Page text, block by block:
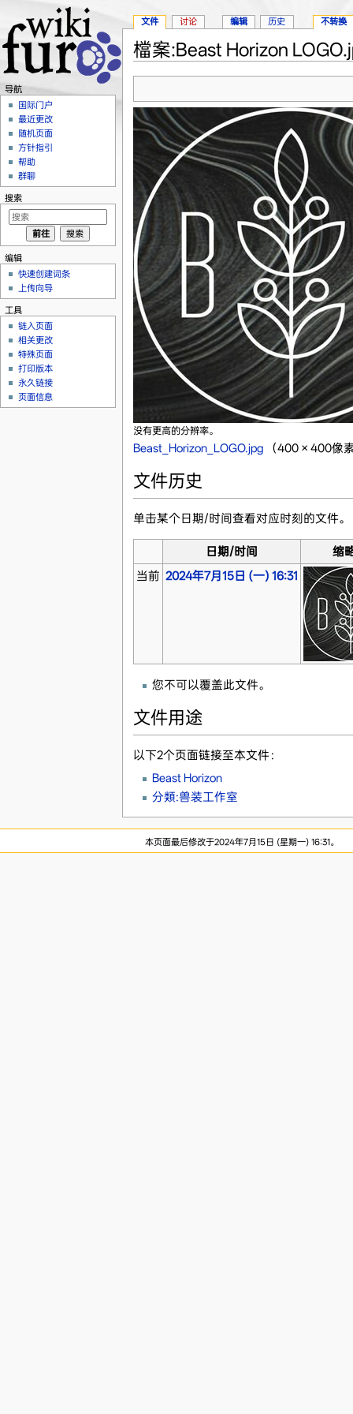
檔案:Beast Horizon
没有更高的分辨率。
Beast_Horizon_LOGO.jpg‎ （400 × 400像
文件历史
单击某个日期/时间查看对应时刻的文件。
日期/时间
缩
当前 2024年7月15日 (一) 16:31
您不可以覆盖此文件。
文件用途
以下2个页面链接至本文件：
Beast Horizon
分類:兽装工作室
文件 讨论 编辑 历史 不转换
导航
国际门户
最近更改
随机页面
方针指引
帮助
群聊
搜索
编辑
快速创建词条
上传向导
工具
链入页面
相关更改
特殊页面
打印版本
永久链接
页面信息
本页面最后修改于2024年7月15日 (星期一) 16:31。